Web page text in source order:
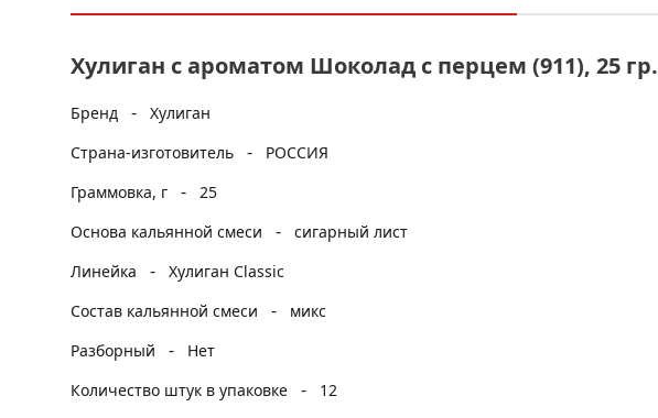
Хулиган с ароматом Шоколад с перцем (911), 25 гр.
Бренд - Хулиган
Страна-изготовитель
-
РОССИЯ
Граммовка, г
- 25
Основа кальянной смеси
- сигарный лист
Линейка
- Хулиган Classic
Состав кальянной смеси
-
микс
Разборный
-
Нет
Количество штук в упаковке
- 12